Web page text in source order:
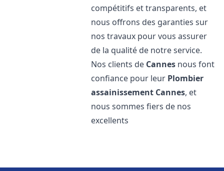
compétitifs et transparents, et
nous offrons des garanties sur
nos travaux pour vous assurer
de la qualité de notre service.
Nos clients de Cannes nous font
confiance pour leur Plombier
assainissement Cannes, et
nous sommes fiers de nos
excellents